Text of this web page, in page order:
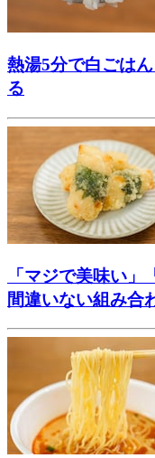
熱湯5分で白ごは
る
「マジで美味い」
間違いない組み合